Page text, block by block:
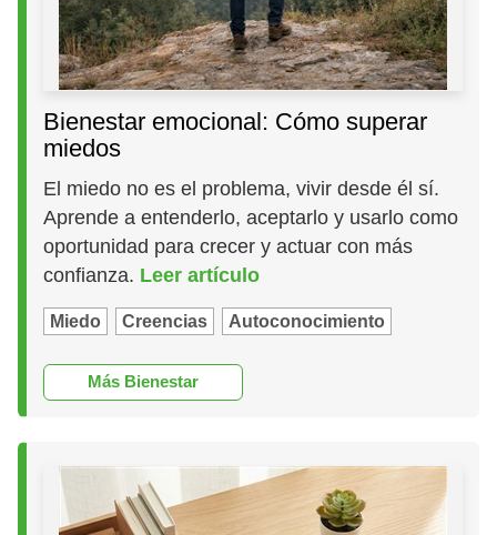
Bienestar emocional: Cómo superar
miedos
El miedo no es el problema, vivir desde él sí.
Aprende a entenderlo, aceptarlo y usarlo como
oportunidad para crecer y actuar con más
confianza. Leer artículo
Miedo Creencias Autoconocimiento
Más Bienestar